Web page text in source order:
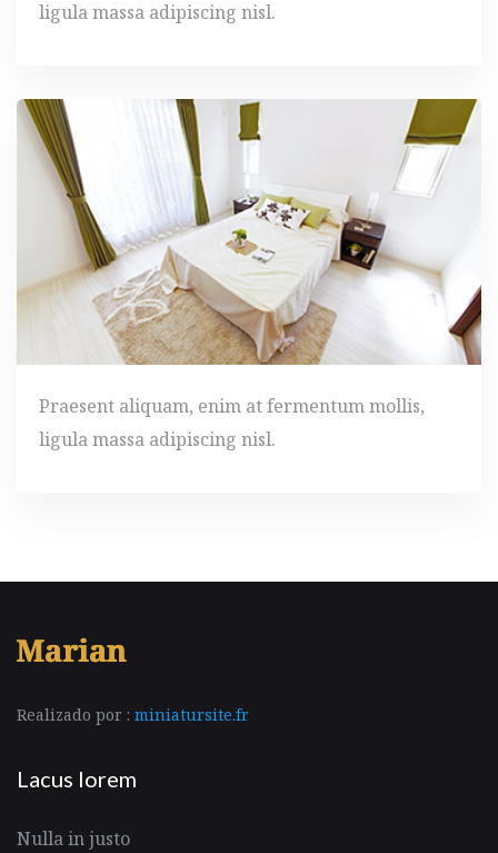
ligula massa adipiscing nisl.
Praesent aliquam, enim at fermentum mollis,
ligula massa adipiscing nisl.
Realizado por : miniatursite.fr
Lacus lorem
Nulla in justo